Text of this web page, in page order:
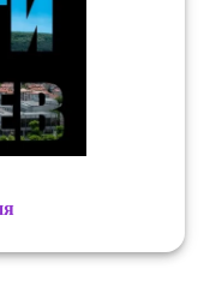
и възможностите
съдействие при
за закупуване на